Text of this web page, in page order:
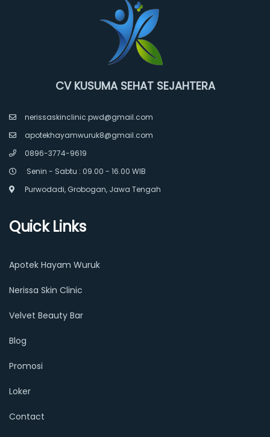
CV KUSUMA SEHAT SEJAHTERA
nerissaskinclinic.pwd@gmail.com
apotekhayamwuruk8@gmail.com
0896-3774-9619
Senin - Sabtu : 09.00 - 16.00 WIB
Purwodadi, Grobogan, Jawa Tengah
Quick Links
Apotek Hayam Wuruk
Nerissa Skin Clinic
Velvet Beauty Bar
Blog
Promosi
Loker
Contact